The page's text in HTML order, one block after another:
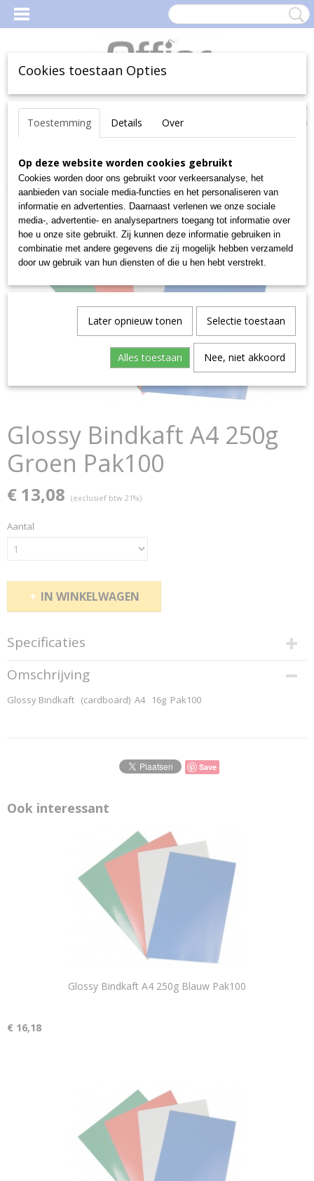
Inloggen Registreren
Uw Winkelwagen
(0)
Home >Inbinden>Schutblad Karton omslagen>
Bindkaft A4 250g Groen Pak100
Glossy Bindkaft A4 250g
Groen Pak100
€ 13,08 (exclusief btw 21%)
Aantal
IN WINKELWAGEN
Specificaties
Productcode
8015351
EAN code
Omschrijving
Glossy Bindkaft (cardboard) A4 16g Pak100
Save
Ook interessant
Glossy Bindkaft A4 250g Blauw Pak100
€ 16,18
Cookies toestaan Opties
Toestemming Details Over
Op deze website worden cookies gebruikt
Cookies worden door ons gebruikt voor verkeersanalyse, het
aanbieden van sociale media-functies en het personaliseren van
informatie en advertenties. Daarnaast verlenen we onze sociale
media-, advertentie- en analysepartners toegang tot informatie over
hoe u onze site gebruikt. Zij kunnen deze informatie gebruiken in
combinatie met andere gegevens die zij mogelijk hebben verzameld
door uw gebruik van hun diensten of die u hen hebt verstrekt.
Later opnieuw tonen Selectie toestaan
Alles toestaan Nee, niet akkoord